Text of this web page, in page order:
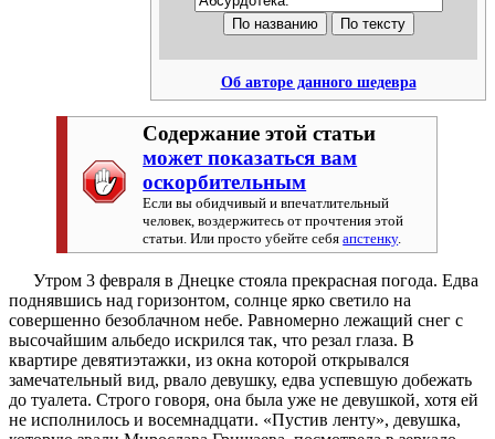
Об авторе данного шедевра
Содержание этой статьи
может показаться вам
оскорбительным
Если вы обидчивый и впечатлительный
человек, воздержитесь от прочтения этой
статьи. Или просто убейте себяапстенку.
Утром 3 февраля в Днецке стояла прекрасная погода. Едва
поднявшись над горизонтом, солнце ярко светило на
совершенно безоблачном небе. Равномерно лежащий снег с
высочайшим альбедо искрился так, что резал глаза. В
квартире девятиэтажки, из окна которой открывался
замечательный вид, рвало девушку, едва успевшую добежать
до туалета. Строго говоря, она была уже не девушкой, хотя ей
не исполнилось и восемнадцати. «Пустив ленту», девушка,